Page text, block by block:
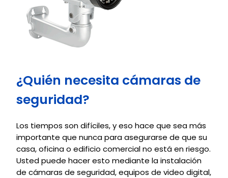
¿Quién necesita cámaras de
seguridad?
Los tiempos son difíciles, y eso hace que sea más
importante que nunca para asegurarse de que su
casa, oficina o edificio comercial no está en riesgo.
Usted puede hacer esto mediante la instalación
de cámaras de seguridad, equipos de video digital,